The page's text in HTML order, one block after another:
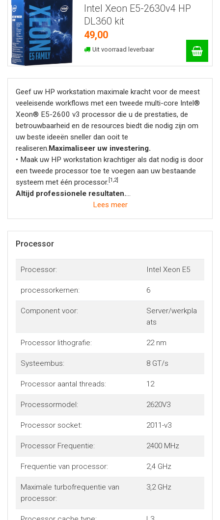
Intel Xeon E5-2630v4 HP
DL360 kit
49,00
Uit voorraad leverbaar
Geef uw HP workstation maximale kracht voor de meest
veeleisende workflows met een tweede multi-core Intel®
Xeon® E5-2600 v3 processor die u de prestaties, de
betrouwbaarheid en de resources biedt die nodig zijn om
uw beste ideeën sneller dan ooit te
realiseren.Maximaliseer uw investering.
• Maak uw HP workstation krachtiger als dat nodig is door
een tweede processor toe te voegen aan uw bestaande
systeem met één processor. [1,2]
Altijd professionele resultaten.
• U beschikt over een grotere I/O- en geheugencapaciteit
instapprocessor.
wordt door dezelfde bekroonde HP service en support als
1 Voor de Intel Xeon E5-2600 v2-serie processoren geldt
een jaar garantie of de resterende garantie van het HP
product waarin deze is geïnstalleerd, tot maximaal drie
per dag bereikbaar per telefoon en via online
van toepassing. Raadpleeg de QuickSpecs van het product
Lees meer
Processor
Processor: Intel Xeon E5
processorkernen: 6
Component voor:
Server/werkpla
ats
Processor lithografie: 22 nm
Systeembus: 8 GT/s
Processor aantal threads: 12
Processormodel: 2620V3
Processor socket: 2011-v3
Processor Frequentie: 2400 MHz
Frequentie van processor: 2,4 GHz
Maximale turbofrequentie van
processor:
3,2 GHz